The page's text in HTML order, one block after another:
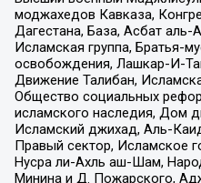
моджахедов Кавказа,
Дагестана, База, Асбат аль-
Исламская группа, Братья-
освобождения, Лашкар-И-
Движение Талибан,
Общество социальных
исламского наследия, Дом
Исламский джихад, Аль-
Правый сектор, Исламское
Нусра ли-Ахль аш-Шам,
Минина и Д. Пожарского,